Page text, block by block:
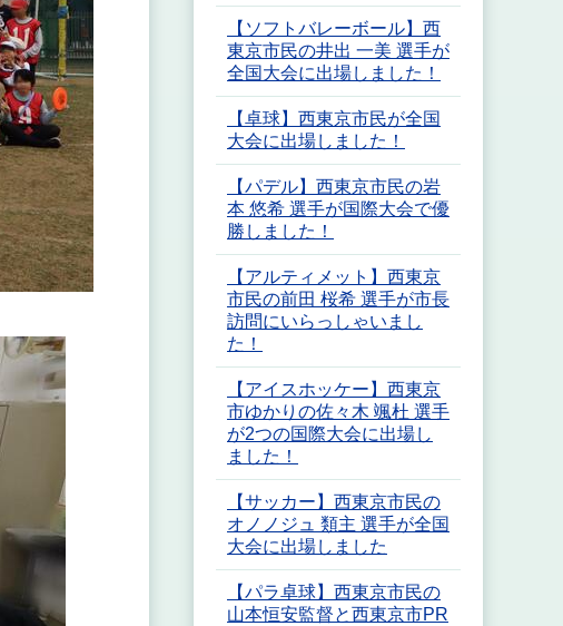
【ソフトバレーボール】西
東京市民の井出 一美 選手が
全国大会に出場しました！
【卓球】西東京市民が全国
大会に出場しました！
【パデル】西東京市民の岩
本 悠希 選手が国際大会で優
勝しました！
【アルティメット】西東京
市民の前田 桜希 選手が市長
訪問にいらっしゃいまし
た！
【アイスホッケー】西東京
市ゆかりの佐々木 颯杜 選手
が2つの国際大会に出場し
ました！
【サッカー】西東京市民の
オノノジュ 類主 選手が全国
大会に出場しました
【パラ卓球】西東京市民の
山本恒安監督と西東京市PR